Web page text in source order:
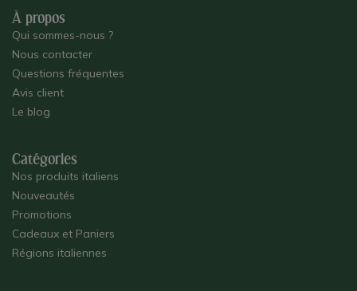
À propos
Qui sommes-nous ?
Nous contacter
Questions fréquentes
Avis client
Le blog
Catégories
Nos produits italiens
Nouveautés
Promotions
Cadeaux et Paniers
Régions italiennes